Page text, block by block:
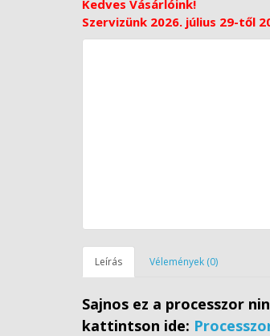
Kedves Vásárlóink!
Szervizünk 2026. július 29-től
Leírás Vélemények (0)
Sajnos ez a processzor
kattintson ide: